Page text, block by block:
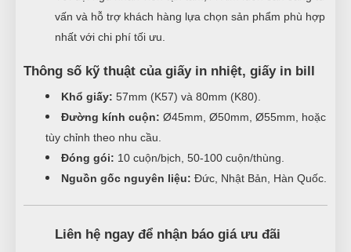
vấn và hỗ trợ khách hàng lựa chọn sản phẩm phù hợp
nhất với chi phí tối ưu.
Thông số kỹ thuật của giấy in nhiệt, giấy in bill
Khổ giấy: 57mm (K57) và 80mm (K80).
Đường kính cuộn: Ø45mm, Ø50mm, Ø55mm, hoặc
tùy chỉnh theo nhu cầu.
Đóng gói: 10 cuộn/bịch, 50-100 cuộn/thùng.
Nguồn gốc nguyên liệu: Đức, Nhật Bản, Hàn Quốc.
Liên hệ ngay để nhận báo giá ưu đãi